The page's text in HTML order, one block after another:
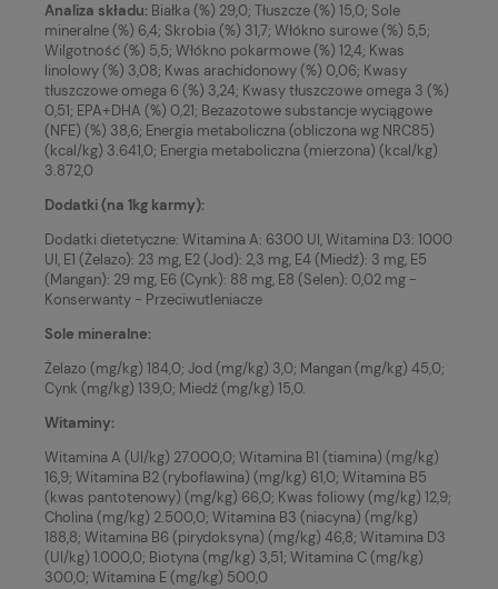
Analiza składu: Białka (%) 29,0; Tłuszcze (%) 15,0; Sole
mineralne (%) 6,4; Skrobia (%) 31,7; Włókno surowe (%) 5,5;
Wilgotność (%) 5,5; Włókno pokarmowe (%) 12,4; Kwas
linolowy (%) 3,08; Kwas arachidonowy (%) 0,06; Kwasy
tłuszczowe omega 6 (%) 3,24; Kwasy tłuszczowe omega 3 (%)
0,51; EPA+DHA (%) 0,21; Bezazotowe substancje wyciągowe
(NFE) (%) 38,6; Energia metaboliczna (obliczona wg NRC85)
(kcal/kg) 3.641,0; Energia metaboliczna (mierzona) (kcal/kg)
3.872,0
Dodatki (na 1kg karmy):
Dodatki dietetyczne: Witamina A: 6300 UI, Witamina D3: 1000
UI, E1 (Żelazo): 23 mg, E2 (Jod): 2,3 mg, E4 (Miedź): 3 mg, E5
(Mangan): 29 mg, E6 (Cynk): 88 mg, E8 (Selen): 0,02 mg -
Konserwanty - Przeciwutleniacze
Sole mineralne:
Żelazo (mg/kg) 184,0; Jod (mg/kg) 3,0; Mangan (mg/kg) 45,0;
Cynk (mg/kg) 139,0; Miedź (mg/kg) 15,0.
Witaminy:
Witamina A (UI/kg) 27.000,0; Witamina B1 (tiamina) (mg/kg)
16,9; Witamina B2 (ryboflawina) (mg/kg) 61,0; Witamina B5
(kwas pantotenowy) (mg/kg) 66,0; Kwas foliowy (mg/kg) 12,9;
Cholina (mg/kg) 2.500,0; Witamina B3 (niacyna) (mg/kg)
188,8; Witamina B6 (pirydoksyna) (mg/kg) 46,8; Witamina D3
(UI/kg) 1.000,0; Biotyna (mg/kg) 3,51; Witamina C (mg/kg)
300,0; Witamina E (mg/kg) 500,0